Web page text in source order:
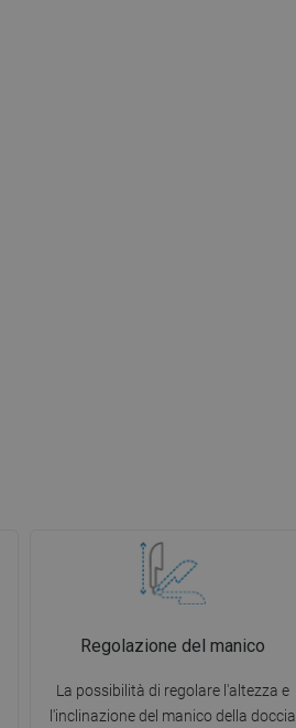
Regolazione del manico
La possibilità di regolare l'altezza e
l'inclinazione del manico della doccia